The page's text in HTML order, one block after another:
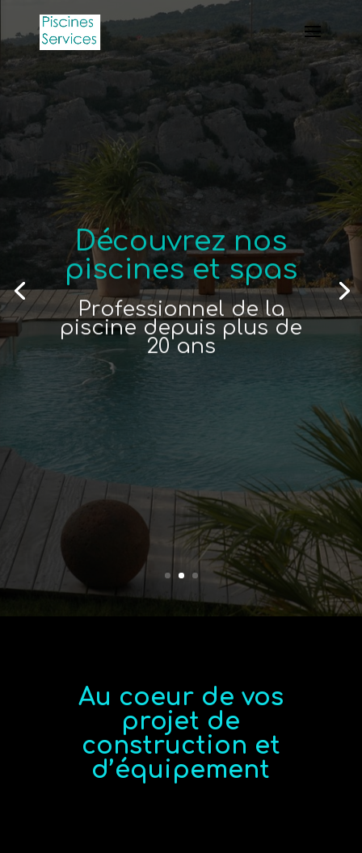
Découvrez nos
piscines et spas
Professionnel de la
piscine depuis plus de
20 ans
Au coeur de vos
projet de
construction et
d’équipement